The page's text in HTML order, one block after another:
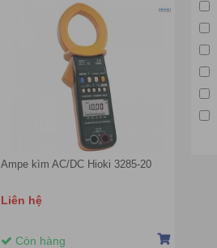
Ampe kìm AC/DC Hioki 3285-20
Liên hệ
Còn hàng